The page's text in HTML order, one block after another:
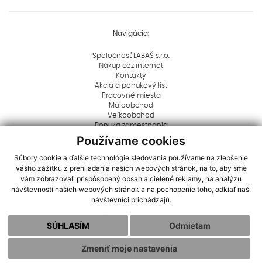
Používame cookies
Súbory cookie a ďalšie technológie sledovania používame na zlepšenie
vášho zážitku z prehliadania našich webových stránok, na to, aby sme
vám zobrazovali prispôsobený obsah a cielené reklamy, na analýzu
návštevnosti našich webových stránok a na pochopenie toho, odkiaľ naši
návštevníci prichádzajú.
SÚHLASÍM Odmietam
Zmeniť moje nastavenia
Navigácia:
Spoločnosť LABAŠ s.r.o.
Nákup cez internet
Kontakty
Akcia a ponukový list
Pracovné miesta
Maloobchod
Veľkoobchod
Ponuka zamestnania
Spoločenská zodpovednosť
Reklamácie
Ochrana osobných údajov
Blog
Rady a tipy
Dôležité informácie
Aktuality
Logá na stiahnutie
Dôležité oznamy